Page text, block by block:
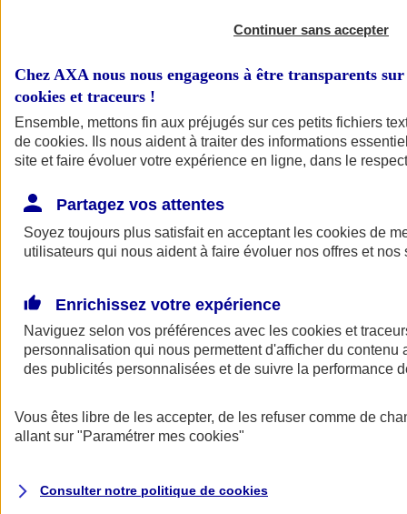
AXA Assurance
Continuer sans accepter
Chez AXA nous nous engageons à être transparents
cookies et traceurs !
Ensemble, mettons fin aux préjugés sur ces petits fichiers
de cookies. Ils nous aident à traiter des informations
site et faire évoluer votre expérience en ligne, dans le
Partagez vos attentes
Soyez toujours plus satisfait en acceptant les cookies de
utilisateurs qui nous aident à faire évoluer nos offres et nos
Enrichissez votre expérience
Naviguez selon vos préférences avec les cookies et
personnalisation qui nous permettent d'afficher du contenu
des publicités personnalisées et de suivre la performance
Vous êtes libre de les accepter, de les refuser comme de
allant sur "Paramétrer mes cookies"
Consulter notre politique de cookies